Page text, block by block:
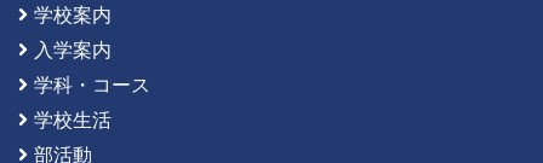
学校案内
入学案内
学科・コース
学校生活
部活動